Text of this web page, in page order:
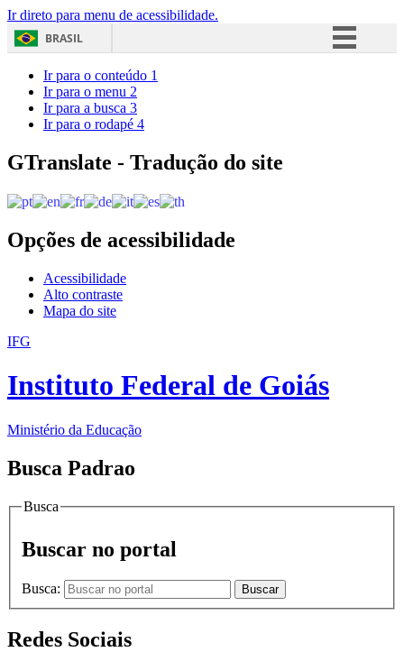
Ir direto para menu de acessibilidade.
BRASIL
Acesso à informação
Ir para o conteúdo 1
Ir para o menu 2
Ir para a busca 3
Ir para o rodapé 4
GTranslate - Tradução do site
Opções de acessibilidade
Acessibilidade
Alto contraste
Mapa do site
IFG
Instituto Federal de Goiás
Ministério da Educação
Busca Padrao
Busca
Buscar no portal
Busca: Buscar
Redes Sociais